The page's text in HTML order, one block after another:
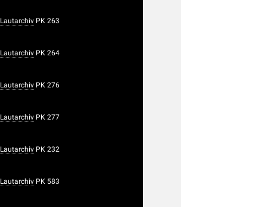
Lautarchiv PK 263
Lautarchiv PK 264
Lautarchiv PK 276
Lautarchiv PK 277
Lautarchiv PK 232
Lautarchiv PK 583